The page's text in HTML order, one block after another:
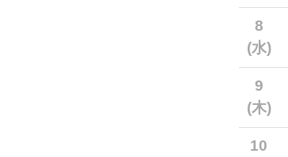
8
(水)
9
(木)
10